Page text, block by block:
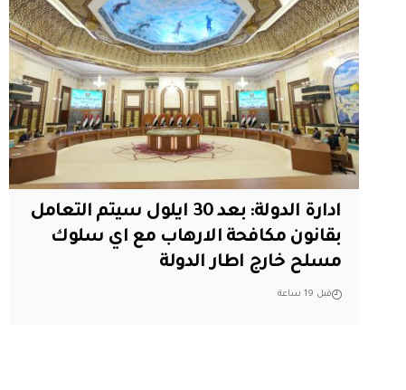
ادارة الدولة: بعد 30 ايلول سيتم التعامل
بقانون مكافحة الارهاب مع اي سلوك
مسلح خارج اطار الدولة
قبل 19 ساعة